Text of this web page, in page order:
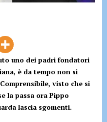
uno dei padri fondatori
è da tempo non si
visto che si
la passa ora Pippo
lascia sgomenti.